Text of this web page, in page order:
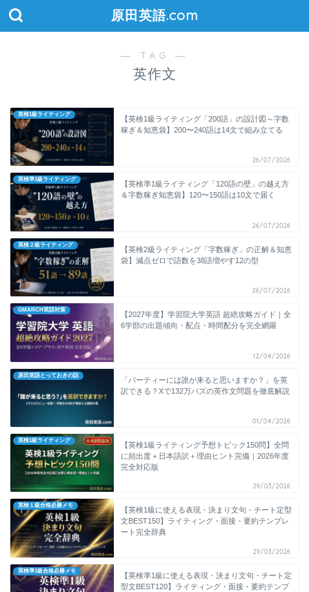
原田英語.com
― TAG ―
英作文
英検1級ライティング
【英検1級ライティング「200語」の設計図～字数
稼ぎ＆知恵袋】200〜240語は14文で組み立てる
26/07/2026
英検準1級ライティング
【英検準1級ライティング「120語の壁」の越え方
＆字数稼ぎ知恵袋】120〜150語は10文で届く
26/07/2026
英検２級ライティング
【英検2級ライティング「字数稼ぎ」の正解＆知恵
袋】減点ゼロで語数を38語増やす12の型
26/07/2026
GMARCH英語対策
【2027年度】学習院大学英語 超絶攻略ガイド｜全
6学部の出題傾向・配点・時間配分を完全網羅
12/04/2026
原田英語とっておきの話
「パーティーには誰が来ると思いますか？」を英
訳できる？Xで132万バズの英作文問題を徹底解説
01/04/2026
英検1級ライティング
【英検1級ライティング予想トピック150問】全問
に頻出度＋日本語訳＋理由ヒント完備｜2026年度
完全対応版
29/03/2026
英検１級合格必勝メモ
【英検1級に使える表現・決まり文句・チート定型
文BEST150】ライティング・面接・要約テンプレ
ート完全辞典
29/03/2026
英検準1級合格必勝メモ
【英検準1級に使える表現・決まり文句・チート定
型文BEST120】ライティング・面接・要約テンプ